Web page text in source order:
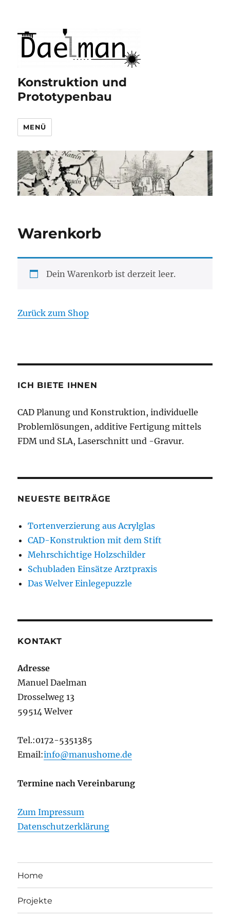
Konstruktion und
Prototypenbau
MENÜ
Warenkorb
Dein Warenkorb ist derzeit leer.
Zurück zum Shop
ICH BIETE IHNEN
CAD Planung und Konstruktion, individuelle
Problemlösungen, additive Fertigung mittels
FDM und SLA, Laserschnitt und -Gravur.
NEUESTE BEITRÄGE
Tortenverzierung aus Acrylglas
CAD-Konstruktion mit dem Stift
Mehrschichtige Holzschilder
Schubladen Einsätze Arztpraxis
Das Welver Einlegepuzzle
KONTAKT
Adresse
Manuel Daelman
Drosselweg 13
59514 Welver
Tel.:0172-5351385
Email:info@manushome.de
Termine nach Vereinbarung
Zum Impressum
Datenschutzerklärung
Home
Projekte